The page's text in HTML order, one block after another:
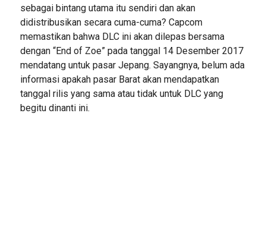
sebagai bintang utama itu sendiri dan akan
didistribusikan secara cuma-cuma? Capcom
memastikan bahwa DLC ini akan dilepas bersama
dengan “End of Zoe” pada tanggal 14 Desember 2017
mendatang untuk pasar Jepang. Sayangnya, belum ada
informasi apakah pasar Barat akan mendapatkan
tanggal rilis yang sama atau tidak untuk DLC yang
begitu dinanti ini.